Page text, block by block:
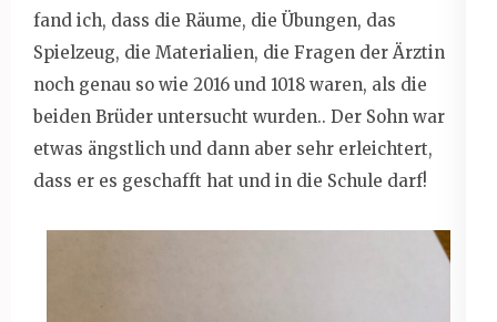
fand ich, dass die Räume, die Übungen, das
Spielzeug, die Materialien, die Fragen der Ärztin
noch genau so wie 2016 und 1018 waren, als die
beiden Brüder untersucht wurden.. Der Sohn war
etwas ängstlich und dann aber sehr erleichtert,
dass er es geschafft hat und in die Schule darf!